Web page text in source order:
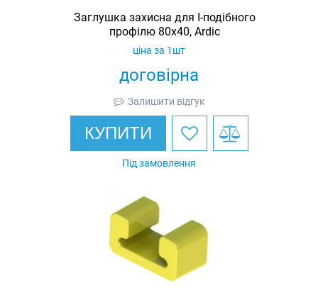
Заглушка захисна для I-подібного
профілю 80х40, Ardic
договірна
ціна за 1шт
Залишити відгук
КУПИТИ
Під замовлення